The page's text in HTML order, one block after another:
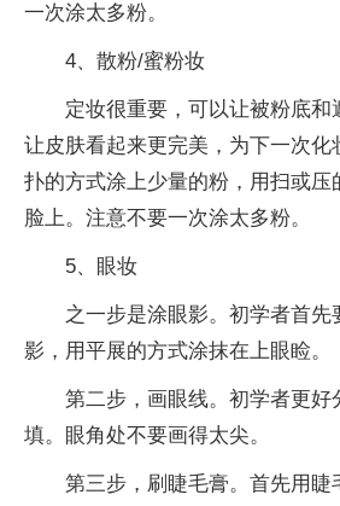
一次涂太多粉。
4、散粉/蜜粉妆
定妆很重要，可以让被粉底和
让皮肤看起来更完美，为下一次化
扑的方式涂上少量的粉，用扫或压
脸上。注意不要一次涂太多粉。
5、眼妆
之一步是涂眼影。初学者首先
影，用平展的方式涂抹在上眼睑。
第二步，画眼线。初学者更好
填。眼角处不要画得太尖。
第三步，刷睫毛膏。首先用睫